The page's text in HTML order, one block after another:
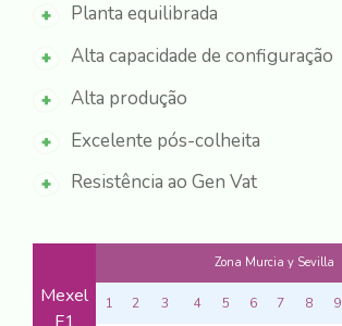
Planta equilibrada
Alta capacidade de configuração
Alta produção
Excelente pós-colheita
Resistência ao Gen Vat
Mexel
Zona Murcia y Sevilla
1 2 3 4 5 6 7 8 9